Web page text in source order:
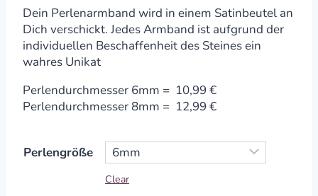
Dein Perlenarmband wird in einem Satinbeutel an
Dich verschickt. Jedes Armband ist aufgrund der
individuellen Beschaffenheit des Steines ein
wahres Unikat
Perlendurchmesser 6mm = 10,99 €
Perlendurchmesser 8mm = 12,99 €
Perlengröße
Clear